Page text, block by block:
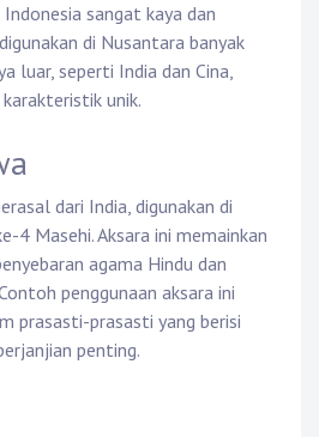
sangat kaya dan
di Nusantara banyak
luar, seperti India dan Cina,
unik.
dari India, digunakan di
4 Masehi. Aksara ini memainkan
agama Hindu dan
penggunaan aksara ini
prasasti-prasasti yang berisi
penting.